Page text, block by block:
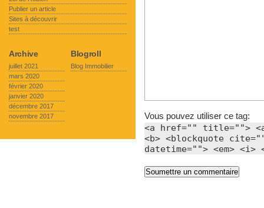
Vous pouvez utiliser ce tag:
<a href="" title="">
<b> <blockquote
datetime=""> <em>
Publier un article
Sites à découvrir
test
Archive
juillet 2021
mars 2020
février 2020
janvier 2020
décembre 2017
novembre 2017
Blogroll
Blog Immobilier